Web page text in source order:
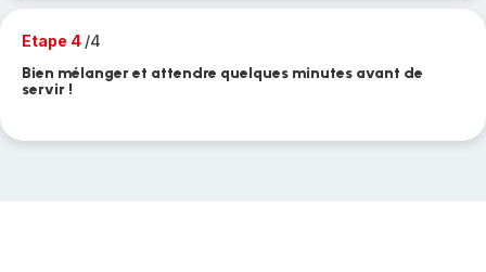
Etape 4 /4
Bien mélanger et attendre quelques minutes avant de
servir !